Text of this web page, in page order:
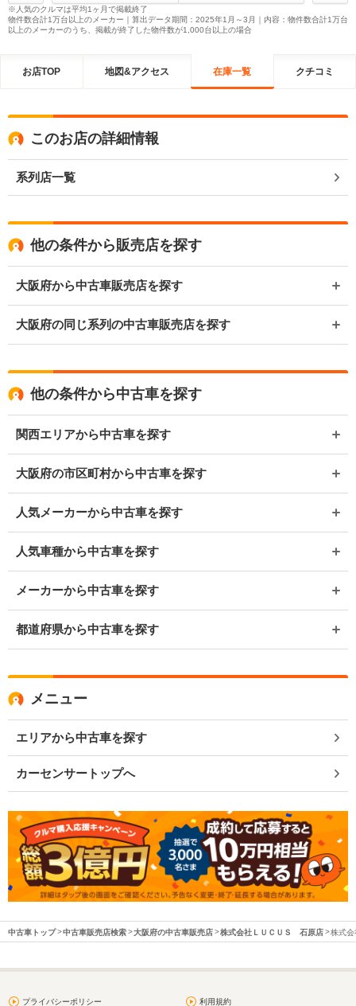
※人気のクルマは平均1ヶ月で掲載終了
物件数合計1万台以上のメーカー｜算出データ期間：2025年1月～3月｜内容：物件数合計1万台
以上のメーカーのうち、掲載が終了した物件数が1,000台以上の場合
お店TOP 地図&アクセス 在庫一覧 クチコミ
このお店の詳細情報
系列店一覧
他の条件から販売店を探す
大阪府から中古車販売店を探す
大阪府の同じ系列の中古車販売店を探す
他の条件から中古車を探す
関西エリアから中古車を探す
大阪府の市区町村から中古車を探す
人気メーカーから中古車を探す
人気車種から中古車を探す
メーカーから中古車を探す
都道府県から中古車を探す
メニュー
エリアから中古車を探す
カーセンサートップへ
中古車トップ 中古車販売店検索 大阪府の中古車販売店 株式会社ＬＵＣＵＳ 石原店 株式
プライバシーポリシー 利用規約